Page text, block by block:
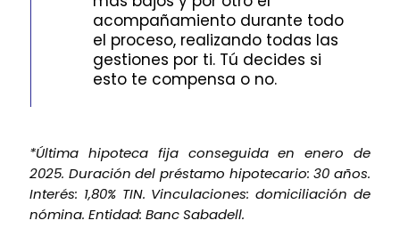
acompañamiento durante todo
el proceso, realizando todas las
gestiones por ti. Tú decides si
esto te compensa o no.
*Última hipoteca fija conseguida en enero de
2025. Duración del préstamo hipotecario: 30 años.
Interés: 1,80% TIN. Vinculaciones: domiciliación de
nómina. Entidad: Banc Sabadell.